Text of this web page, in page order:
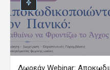
Δωρεάν Webinar: